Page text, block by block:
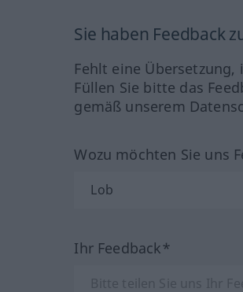
Sie haben Feedback
Fehlt eine
Füllen Sie bitte das
gemäß unserem
Wozu möchten Sie uns
Ihr Feedback*